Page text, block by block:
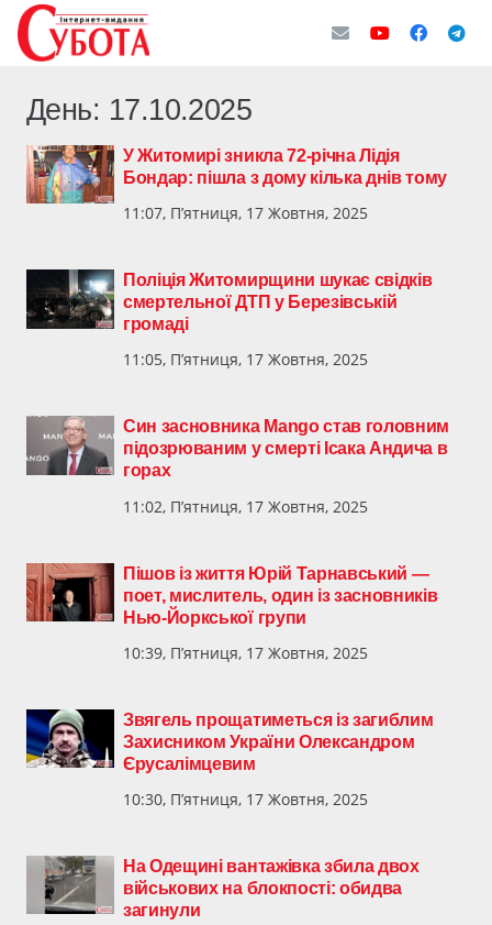
День: 17.10.2025
У Житомирі зникла 72-річна Лідія
Бондар: пішла з дому кілька днів тому
11:07, П’ятниця, 17 Жовтня, 2025
Поліція Житомирщини шукає свідків
смертельної ДТП у Березівській
громаді
11:05, П’ятниця, 17 Жовтня, 2025
Син засновника Mango став головним
підозрюваним у смерті Ісака Андича в
горах
11:02, П’ятниця, 17 Жовтня, 2025
Пішов із життя Юрій Тарнавський —
поет, мислитель, один із засновників
Нью-Йоркської групи
10:39, П’ятниця, 17 Жовтня, 2025
Звягель прощатиметься із загиблим
Захисником України Олександром
Єрусалімцевим
10:30, П’ятниця, 17 Жовтня, 2025
На Одещині вантажівка збила двох
військових на блокпості: обидва
загинули